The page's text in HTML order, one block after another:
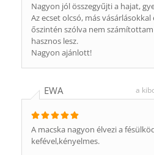
Nagyon jól összegyűjti a hajat,
Az ecset olcsó, más
őszintén szólva nem
hasznos lesz.
Nagyon ajánlott!
EWA a
A macska nagyon élvezi a
kefével,kényelmes.